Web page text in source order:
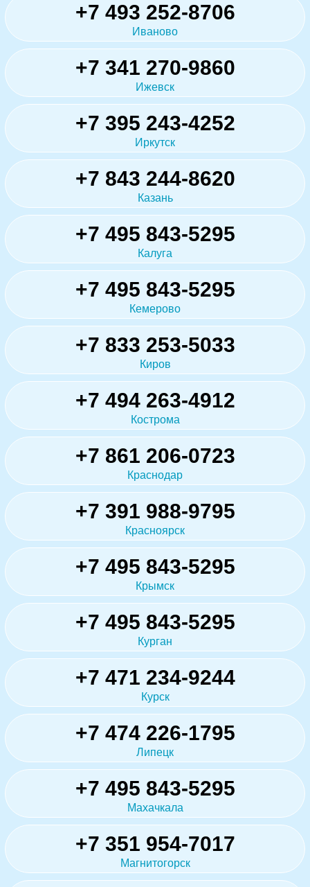
+7 493 252-8706
Иваново
+7 341 270-9860
Ижевск
+7 395 243-4252
Иркутск
+7 843 244-8620
Казань
+7 495 843-5295
Калуга
+7 495 843-5295
Кемерово
+7 833 253-5033
Киров
+7 494 263-4912
Кострома
+7 861 206-0723
Краснодар
+7 391 988-9795
Красноярск
+7 495 843-5295
Крымск
+7 495 843-5295
Курган
+7 471 234-9244
Курск
+7 474 226-1795
Липецк
+7 495 843-5295
Махачкала
+7 351 954-7017
Магнитогорск